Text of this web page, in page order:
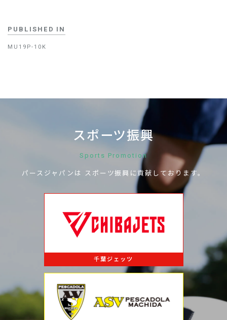
PUBLISHED IN
MU19P-10K
スポーツ振興
Sports Promotion
パースジャパンは スポーツ振興に貢献しております。
千葉ジェッツ